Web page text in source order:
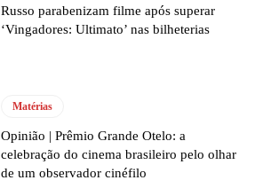
Russo parabenizam filme após superar
‘Vingadores: Ultimato’ nas bilheterias
Matérias
Opinião | Prêmio Grande Otelo: a
celebração do cinema brasileiro pelo olhar
de um observador cinéfilo